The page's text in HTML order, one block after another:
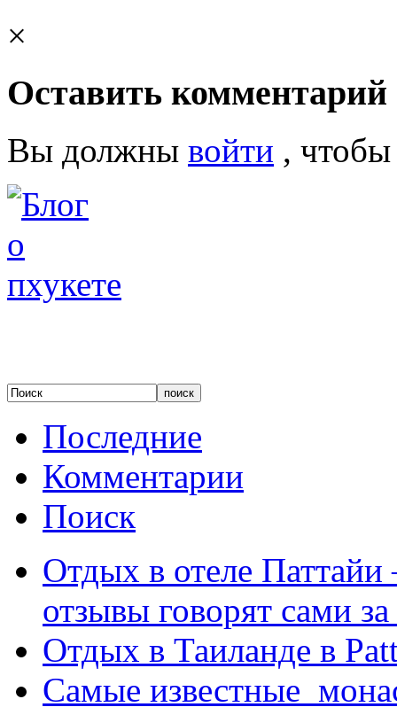
×
Оставить комментарий
Вы должны войти ,
Последние
Комментарии
Поиск
Отдых в отеле
отзывы говорят сами за
Отдых в Таиланде в
Самые известные